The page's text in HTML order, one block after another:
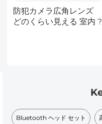
防犯カメラ広角レンズ
どのくらい見える 室内 ?
Bluetooth ヘッド セット​